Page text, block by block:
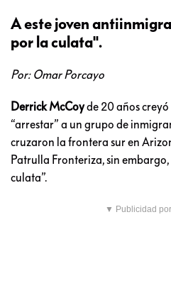
A este joven
por la culata".
Por: Omar Porcayo
Derrick McCoyde 20 años
“arrestar” a un grupo de
cruzaron la frontera sur en
Patrulla Fronteriza, sin
culata”.
▼ Publicidad